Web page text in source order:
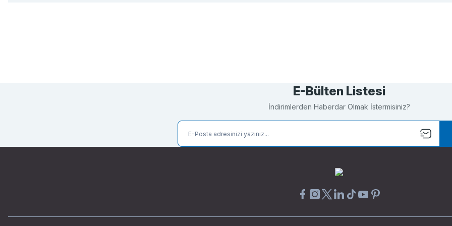
E-Bülten Listesi
İndirimlerden Haberdar Olmak İstermisiniz?